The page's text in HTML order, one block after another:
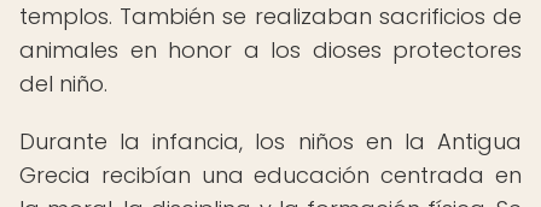
templos. También se realizaban sacrificios de
animales en honor a los dioses protectores
del niño.
Durante la infancia, los niños en la Antigua
Grecia recibían una educación centrada en